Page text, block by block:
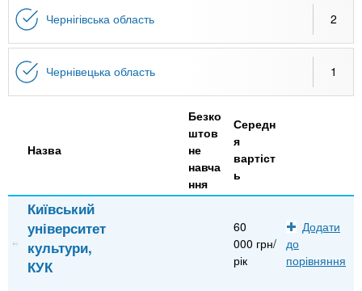
Чернігівська область 2
Чернівецька область 1
Назва
Безко
штов
не
навча
ння
Середн
я
вартіст
ь
Київський
університет
культури,
КУК
60
000 грн/
рік
Додати
до
порівняння